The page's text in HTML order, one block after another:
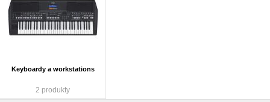
Keyboardy a workstations
2 produkty